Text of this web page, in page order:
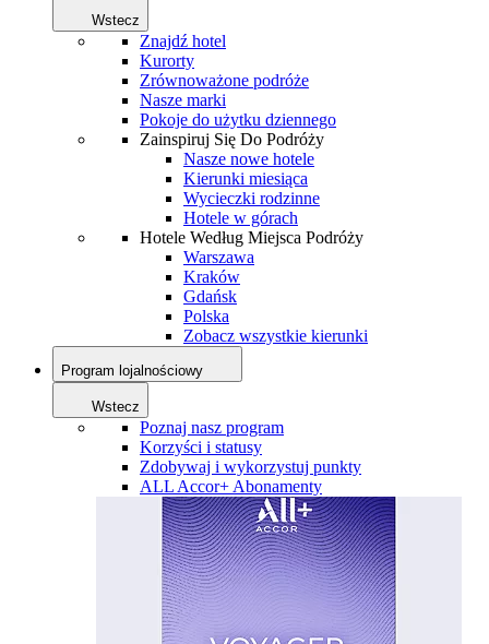
Wstecz
Znajdź hotel
Kurorty
Zrównoważone podróże
Nasze marki
Pokoje do użytku dziennego
Zainspiruj Się Do Podróży
Nasze nowe hotele
Kierunki miesiąca
Wycieczki rodzinne
Hotele w górach
Hotele Według Miejsca Podróży
Warszawa
Kraków
Gdańsk
Polska
Zobacz wszystkie kierunki
Program lojalnościowy
Wstecz
Poznaj nasz program
Korzyści i statusy
Zdobywaj i wykorzystuj punkty
ALL Accor+ Abonamenty